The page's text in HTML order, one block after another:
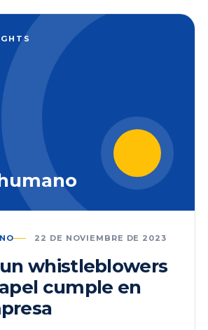
22 DE NOVIEMBRE DE 2023
whistleblowers
cumple en